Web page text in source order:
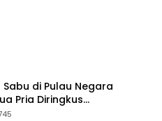
di Pulau Negara
Pria Diringkus